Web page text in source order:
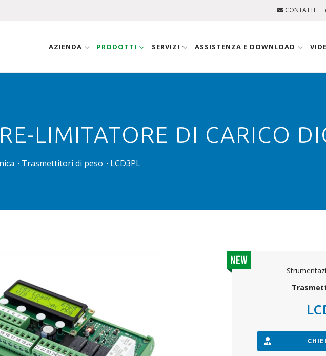
CONTATTI
AZIENDA PRODOTTI SERVIZI ASSISTENZA E DOWNLOAD
LIMITATORE DI CARICO
Trasmettitori di peso LCD3PL